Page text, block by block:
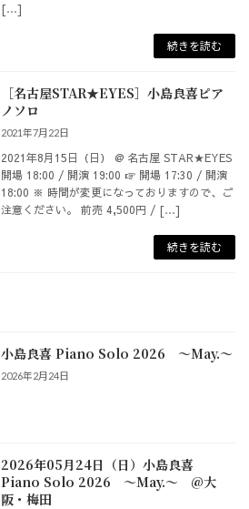
[…]
続きを読む
［名古屋STAR★EYES］小島良喜ピア
ノソロ
2021年7月22日
2021年8月15日（日） @ 名古屋 STAR★EYES
開場 18:00 / 開演 19:00 ☞ 開場 17:30 / 開演
18:00 ※ 時間が変更になっておりますので、ご
注意ください。 前売 4,500円 / […]
続きを読む
小島良喜 Piano Solo 2026 ～May.～
2026年2月24日
2026年05月24日（日）小島良喜
Piano Solo 2026 ～May.～ @大
阪・梅田